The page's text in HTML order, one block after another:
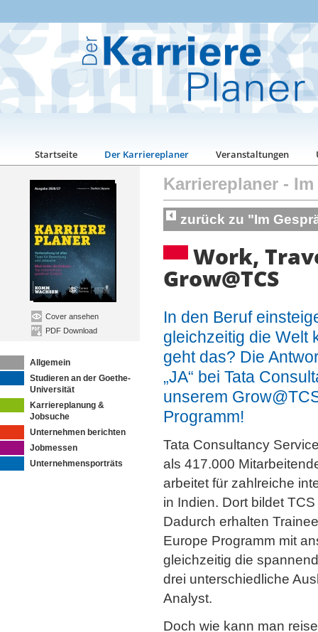
Startseite Der Karriereplaner Veranstaltungen
Cover ansehen
PDF Download
Allgemein
Studieren an der Goethe-
Universität
Karriereplanung &
Jobsuche
Unternehmen berichten
Jobmessen
Unternehmensporträts
Karriereplaner -
zurück zu "Im
Work,
Grow@TCS
In den Beruf
gleichzeitig die Welt
geht das? Die
„JA“ bei Tata
unserem
Programm!
Tata Consultancy
als 417.000
arbeitet für zahlreiche
in Indien. Dort bildet
Dadurch erhalten
Europe Programm mit
gleichzeitig die
drei unterschiedliche
Analyst.
Doch wie kann man